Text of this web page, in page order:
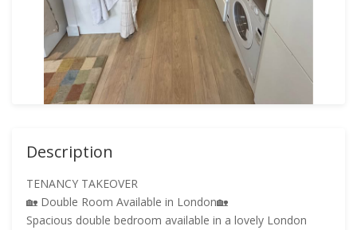
Description
TENANCY TAKEOVER
🏡 Double Room Available in London🏡
Spacious double bedroom available in a lovely London